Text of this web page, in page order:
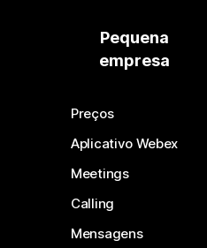
Pequena
empresa
Preços
Aplicativo Webex
Meetings
Calling
Mensagens